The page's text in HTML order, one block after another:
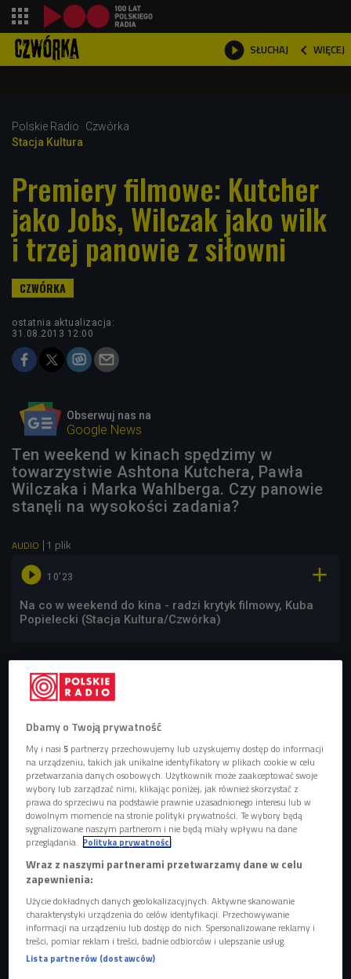
 SŁUCHAJ  WIĘCEJ

Polskie Radio
Czwórka
Stacja Kultura
Premiery filmowe: Kutcher
jako Jobs, Wilczak jako wilk
i trzej panowie z siłowni
ostatnia aktualizacja:
31.08.2013 12:00
Obserwuj nas na
Google News
Ten weekend w kinach spędzimy w
towarzystwie Ashtona Kutchera, Pawła
Wilczaka i Marka Wahlberga. Czy panowie
stanęli na wysokości zadania?
AUDIO 1 plik
 10'23 
Na co w weekend do kina - radzi krytyk filmowy, Kuba
Popielecki (Stacja Kultura/Czwórka)
kadr z filmu "Jobs" Foto: mat. prasowe
biografia Steve'a Jobsa zmieni światową kinematografię?
"Jobs"nie zmieni naszego życia i nie zrewolucjonizuje
kina - uważa krytyk filmowy Kuba Popielecki. - Jedyny
Dbamy o Twoją prywatność
My i nasi5 partnerzy przechowujemy lub uzyskujemy dostęp do informacji
na urządzeniu, takich jak unikalne identyfikatory w plikach cookie w celu
przetwarzania danych osobowych. Użytkownik może zaakceptować swoje
wybory lub zarządzać nimi, klikając poniżej, jak również skorzystać z
prawa do sprzeciwu na podstawie prawnie uzasadnionego interesu lub w
dowolnym momencie na stronie polityki prywatności. Te wybory będą
sygnalizowane naszym partnerom i nie będą miały wpływu na dane
przeglądania. Polityka prywatności
Wraz z naszymi partnerami przetwarzamy dane w celu
zapewnienia:
Użycie dokładnych danych geolokalizacyjnych. Aktywne skanowanie
charakterystyki urządzenia do celów identyfikacji. Przechowywanie
informacji na urządzeniu lub dostęp do nich. Spersonalizowane reklamy i
treści, pomiar reklam i treści, badnie odbiorców i ulepszanie usług.
Lista partnerów (dostawców)